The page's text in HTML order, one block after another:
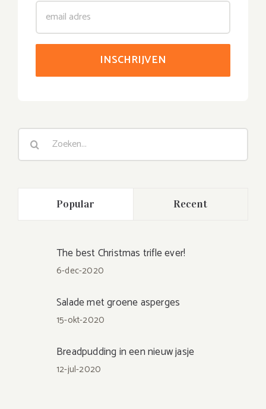
naar:
Popular Recent
The best Christmas trifle ever!
6-dec-2020
Salade met groene asperges
15-okt-2020
Breadpudding in een nieuw jasje
12-jul-2020